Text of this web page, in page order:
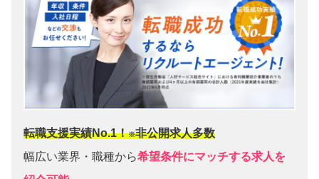
転職支援実績No.1！※非公開求人多数
幅広い業界・職種から希望条件にマッチする求人を